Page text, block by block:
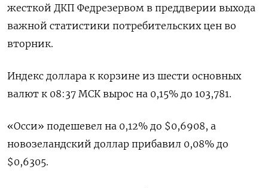
жесткой ДКП Федрезервом в преддверии выхода
важной статистики потребительских цен во
вторник.
Индекс доллара к корзине из шести основных
валют к 08:37 МСК вырос на 0,15% до 103,781​.
«Осси» подешевел на 0,12% до $0,6908​, а
новозеландский доллар прибавил 0,08% до
$0,6305​.